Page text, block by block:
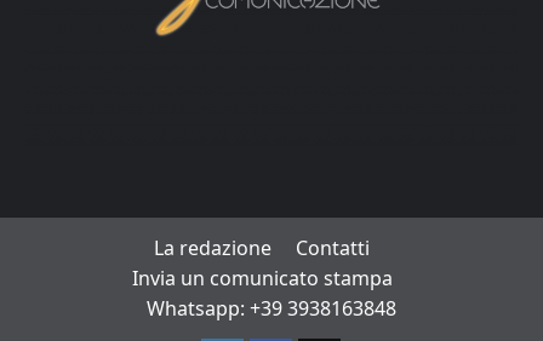
La redazione
Contatti
Invia un comunicato stampa
Whatsapp: +39 3938163848